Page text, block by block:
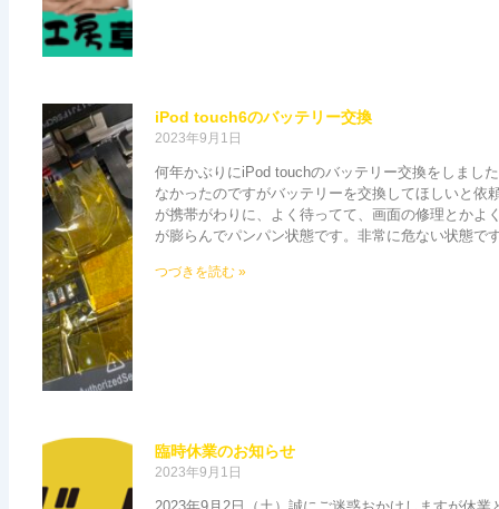
iPod touch6のバッテリー交換
2023年9月1日
何年かぶりにiPod touchのバッテリー交換をしまし
なかったのですがバッテリーを交換してほしいと依
が携帯がわりに、よく待ってて、画面の修理とかよ
が膨らんでパンパン状態です。非常に危ない状態で
つづきを読む »
臨時休業のお知らせ
2023年9月1日